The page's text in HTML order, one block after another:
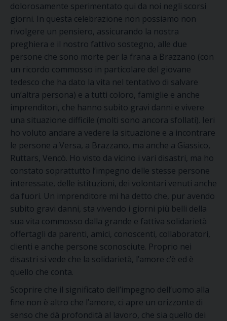
dolorosamente sperimentato qui da noi negli scorsi
giorni. In questa celebrazione non possiamo non
rivolgere un pensiero, assicurando la nostra
preghiera e il nostro fattivo sostegno, alle due
persone che sono morte per la frana a Brazzano (con
un ricordo commosso in particolare del giovane
tedesco che ha dato la vita nel tentativo di salvare
un’altra persona) e a tutti coloro, famiglie e anche
imprenditori, che hanno subito gravi danni e vivere
una situazione difficile (molti sono ancora sfollati). Ieri
ho voluto andare a vedere la situazione e a incontrare
le persone a Versa, a Brazzano, ma anche a Giassico,
Ruttars, Vencò. Ho visto da vicino i vari disastri, ma ho
constato soprattutto l’impegno delle stesse persone
interessate, delle istituzioni, dei volontari venuti anche
da fuori. Un imprenditore mi ha detto che, pur avendo
subito gravi danni, sta vivendo i giorni più belli della
sua vita commosso dalla grande e fattiva solidarietà
offertagli da parenti, amici, conoscenti, collaboratori,
clienti e anche persone sconosciute. Proprio nei
disastri si vede che la solidarietà, l’amore c’è ed è
quello che conta.
Scoprire che il significato dell’impegno dell’uomo alla
fine non è altro che l’amore, ci apre un orizzonte di
senso che dà profondità al lavoro, che sia quello dei